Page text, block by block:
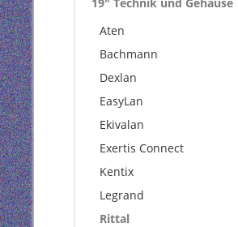
Aten
Bachmann
Dexlan
EasyLan
Ekivalan
Exertis Connect
Kentix
Legrand
Rittal